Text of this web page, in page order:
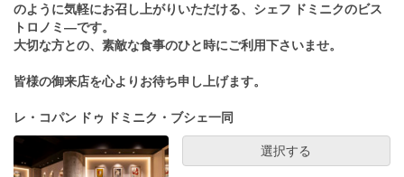
のように気軽にお召し上がりいただける、シェフ ドミニクのビス
トロノミ―です。
大切な方との、素敵な食事のひと時にご利用下さいませ。
皆様の御来店を心よりお待ち申し上げます。
レ・コパン ドゥ ドミニク・ブシェ一同
選択する